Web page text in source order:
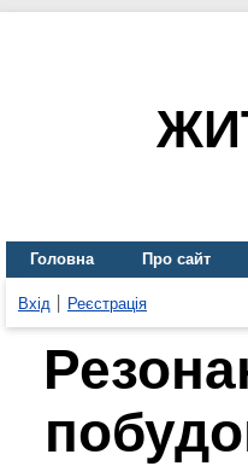
Головна Про сайт
Вхід Реєстрація